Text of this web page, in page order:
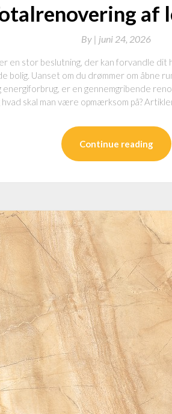
af
By | juni 24, 2026
en stor beslutning, der kan forvandle
bolig. Uanset om du drømmer om åbne
er en gennemgribende
skal man være opmærksom på?
Continue reading